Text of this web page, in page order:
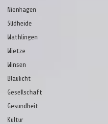
Nienhagen
Südheide
Wathlingen
Wietze
Winsen
Blaulicht
Gesellschaft
Gesundheit
Kultur